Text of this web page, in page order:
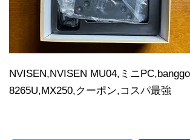
NVISEN,NVISEN MU04,ミニ
8265U,MX250,クーポン,コスパ最強